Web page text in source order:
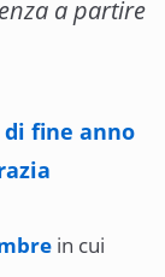
a partire
fine anno
in cui